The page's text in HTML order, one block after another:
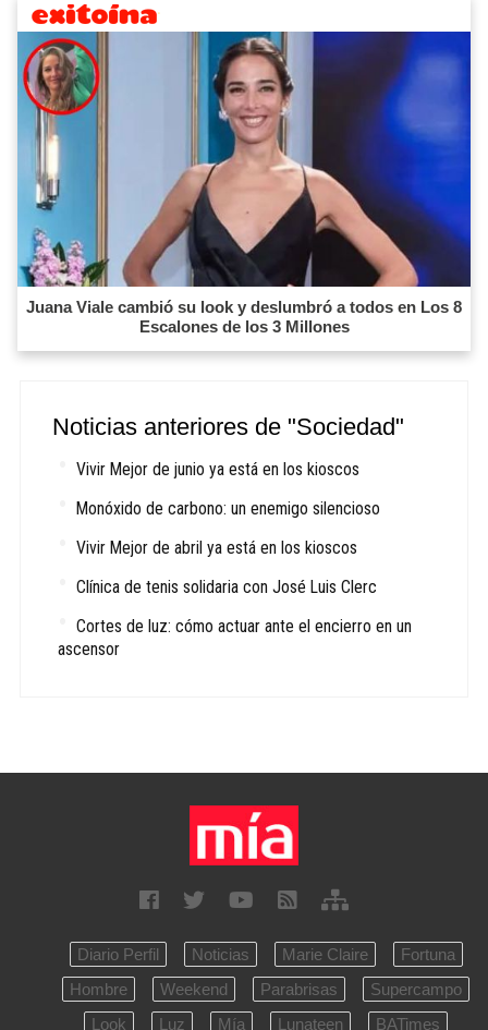
Juana Viale cambió su look y deslumbró a todos en Los 8
Escalones de los 3 Millones
Noticias anteriores de "Sociedad"
Vivir Mejor de junio ya está en los kioscos
Monóxido de carbono: un enemigo silencioso
Vivir Mejor de abril ya está en los kioscos
Clínica de tenis solidaria con José Luis Clerc
Cortes de luz: cómo actuar ante el encierro en un
ascensor
Diario Perfil Noticias Marie Claire
Fortuna
Hombre
Weekend Parabrisas
Supercampo
Look
Luz Mía Lunateen BATimes